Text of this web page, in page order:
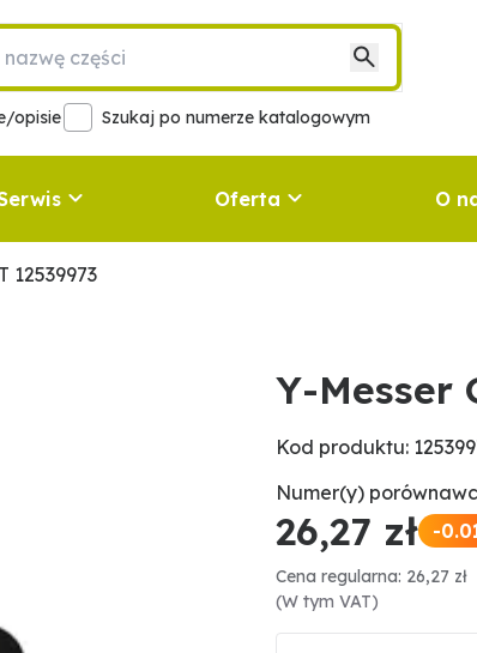
opisie Szukaj po numerze katalogowym
Oferta O
12539973
Y-Messer
Kod produktu:
Numer(y)
26,27 zł -
Cena regularna: 26,27 zł
(W tym VAT)